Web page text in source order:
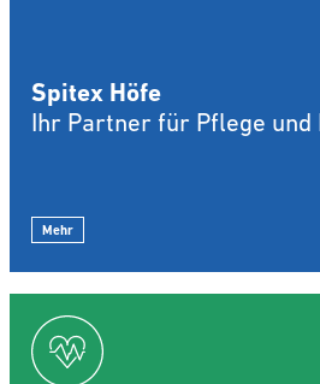
Spitex Höfe
Ihr Partner für Pflege und
Mehr